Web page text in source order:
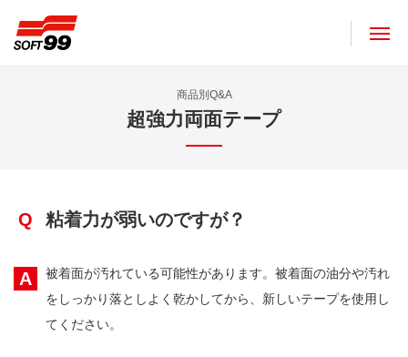
商品別Q&A
超強力両面テープ
Q 粘着力が弱いのですが？
A
被着面が汚れている可能性があります。被着面の油分や汚れ
をしっかり落としよく乾かしてから、新しいテープを使用し
てください。